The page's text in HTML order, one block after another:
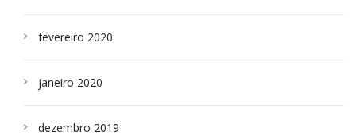
fevereiro 2020
janeiro 2020
dezembro 2019